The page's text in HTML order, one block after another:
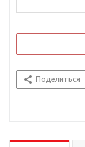
Поделиться